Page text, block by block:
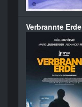
Verbrannte Erde